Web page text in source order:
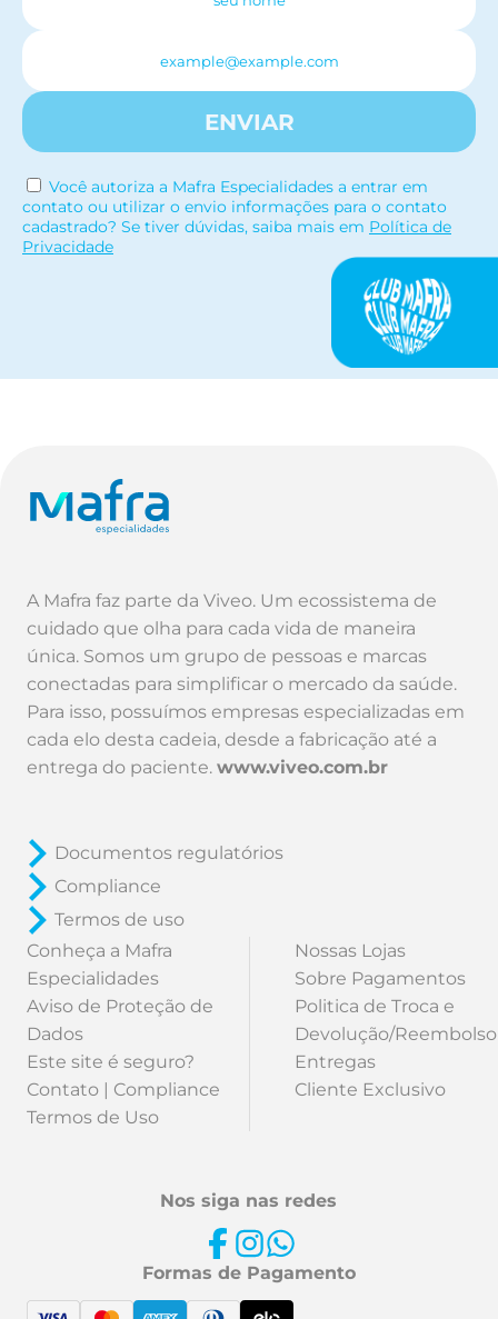
ENVIAR
Você autoriza a Mafra Especialidades a entrar em
contato ou utilizar o envio informações para o contato
cadastrado? Se tiver dúvidas, saiba mais em Política de
Privacidade
A Mafra faz parte da Viveo. Um ecossistema de
cuidado que olha para cada vida de maneira
única. Somos um grupo de pessoas e marcas
conectadas para simplificar o mercado da saúde.
Para isso, possuímos empresas especializadas em
cada elo desta cadeia, desde a fabricação até a
entrega do paciente.www.viveo.com.br
Documentos regulatórios
Compliance
Termos de uso
Conheça a Mafra
Especialidades
Aviso de Proteção de
Dados
Este site é seguro?
Contato | Compliance
Termos de Uso
Nossas Lojas
Sobre Pagamentos
Politica de Troca e
Devolução/Reembolso
Entregas
Cliente Exclusivo
Nos siga nas redes
Formas de Pagamento